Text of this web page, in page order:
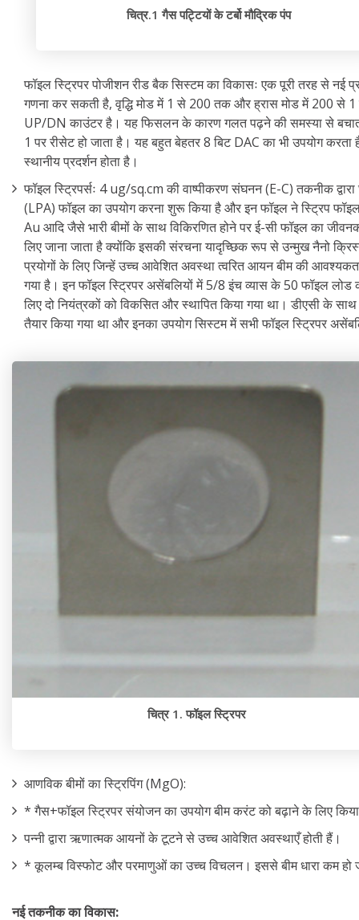
चित्र.1 गैस पट्टियों के टर्बो मौद्रिक पंप
फॉइल स्ट्रिपर पोजीशन रीड बैक सिस्टम का विकासः एक पूरी तरह से नई
गणना कर सकती है, वृद्धि मोड में 1 से 200 तक और ह्रास मोड में 200 से
UP/DN काउंटर है। यह फिसलन के कारण गलत पढ़ने की समस्या से
1 पर रीसेट हो जाता है। यह बहुत बेहतर 8 बिट DAC का भी उपयोग
स्थानीय प्रदर्शन होता है।
फॉइल स्ट्रिपर्सः 4 ug/sq.cm की वाष्पीकरण संघनन (E-C) तकनीक
(LPA) फॉइल का उपयोग करना शुरू किया है और इन फॉइल ने स्ट्रिप
Au आदि जैसे भारी बीमों के साथ विकिरणित होने पर ई-सी फॉइल का
लिए जाना जाता है क्योंकि इसकी संरचना यादृच्छिक रूप से उन्मुख नैनो
प्रयोगों के लिए जिन्हें उच्च आवेशित अवस्था त्वरित आयन बीम की
गया है। इन फॉइल स्ट्रिपर असेंबलियों में 5/8 इंच व्यास के 50 फॉइल
लिए दो नियंत्रकों को विकसित और स्थापित किया गया था। डीएसी के
तैयार किया गया था और इनका उपयोग सिस्टम में सभी फॉइल स्ट्रिपर
चित्र 1. फॉइल स्ट्रिपर
आणविक बीमों का स्ट्रिपिंग (MgO):
* गैस+फॉइल स्ट्रिपर संयोजन का उपयोग बीम करंट को बढ़ाने के लिए
पन्नी द्वारा ऋणात्मक आयनों के टूटने से उच्च आवेशित अवस्थाएँ होती हैं।
* कूलम्ब विस्फोट और परमाणुओं का उच्च विचलन। इससे बीम धारा कम हो
नई तकनीक का विकास: